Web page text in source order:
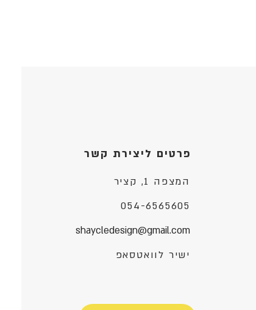
פרטים ליצירת קשר
המצפה 1, קציר
054-6565605
shaycledesign@gmail.com
ישיר לוואטסאפ